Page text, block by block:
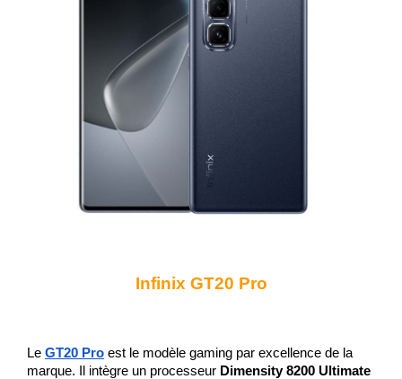
Infinix GT20 Pro
Le GT20 Pro est le modèle gaming par excellence de la
marque. Il intègre un processeur Dimensity 8200 Ultimate